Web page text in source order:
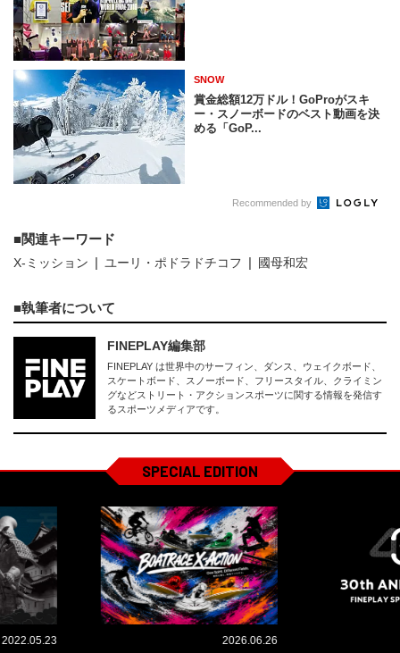
SNOW
賞金総額12万ドル！GoProがスキ
ー・スノーボードのベスト動画を決
める「GoP...
Recommended by
関連キーワード
X-ミッション ユーリ・ポドラドチコフ 國母和宏
執筆者について
FINEPLAY編集部
FINEPLAY は世界中のサーフィン、ダンス、ウェイクボード、
スケートボード、スノーボード、フリースタイル、クライミン
グなどストリート・アクションスポーツに関する情報を発信す
るスポーツメディアです。
SPECIAL EDITION
2022.05.23 2026.06.26